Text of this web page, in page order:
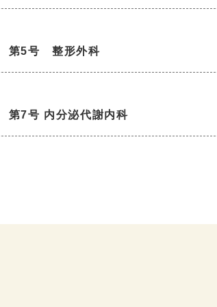
第5号 整形外科
第7号 内分泌代謝内科